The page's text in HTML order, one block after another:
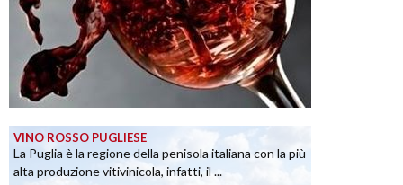
VINO ROSSO PUGLIESE
La Puglia è la regione della penisola italiana con la più
alta produzione vitivinicola, infatti, il ...